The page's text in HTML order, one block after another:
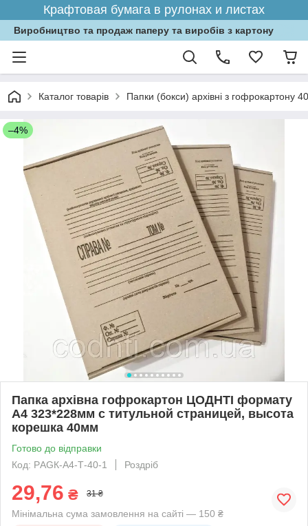
Крафтовая бумага в рулонах и листах
Виробництво та продаж паперу та виробів з картону
Каталог товарів Папки (бокси) архівні з гофрокартону
–4%
Папка архівна гофрокартон ЦОДНТІ формату
А4 323*228мм с титульной страницей, высота
корешка 40мм
Готово до відправки
Код: PАGК-А4-Т-40-1
Роздріб
29,76 ₴ 31 ₴
Мінімальна сума замовлення на сайті — 150 ₴